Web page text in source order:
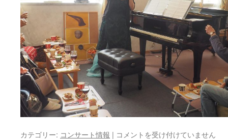
カテゴリー: コンサート情報 | ご
コメントを受け付けていません